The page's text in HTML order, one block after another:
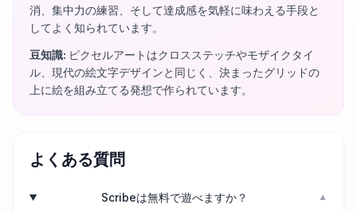
消、集中力の練習、そして達成感を気軽に味わえる手段と
してよく知られています。
豆知識: ピクセルアートはクロスステッチやモザイクタイ
ル、現代の絵文字デザインと同じく、決まったグリッドの
上に絵を組み立てる発想で作られています。
よくある質問
Scribeは無料で遊べますか？ ▼